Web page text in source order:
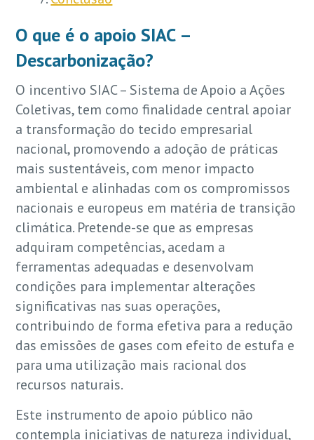
O que é o apoio SIAC –
Descarbonização?
O incentivo SIAC – Sistema de Apoio a Ações
Coletivas, tem como finalidade central apoiar
a transformação do tecido empresarial
nacional, promovendo a adoção de práticas
mais sustentáveis, com menor impacto
ambiental e alinhadas com os compromissos
nacionais e europeus em matéria de transição
climática. Pretende-se que as empresas
adquiram competências, acedam a
ferramentas adequadas e desenvolvam
condições para implementar alterações
significativas nas suas operações,
contribuindo de forma efetiva para a redução
das emissões de gases com efeito de estufa e
para uma utilização mais racional dos
recursos naturais.
Este instrumento de apoio público não
contempla iniciativas de natureza individual,